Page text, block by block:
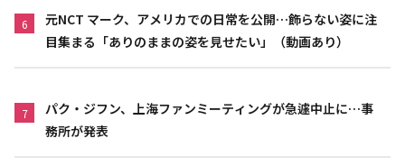
6
元NCT マーク、アメリカでの日常を公開…飾らない姿に注
目集まる「ありのままの姿を見せたい」（動画あり）
7
パク・ジフン、上海ファンミーティングが急遽中止に…事
務所が発表